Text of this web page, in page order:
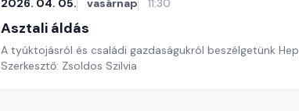
2026. 04. 05. vasárnap 11:30
Asztali áldás
A tyúktojásról és családi gazdaságukról beszélgetünk
Szerkesztő: Zsoldos Szilvia